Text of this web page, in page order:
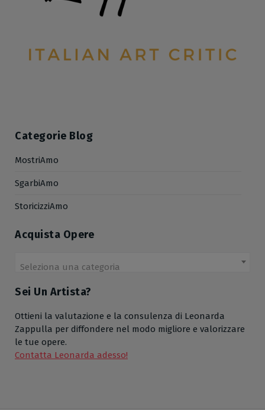
Categorie Blog
MostriAmo
SgarbiAmo
StoricizziAmo
Acquista Opere
Seleziona una categoria
Sei Un Artista?
Ottieni la valutazione e la consulenza di Leonarda
Zappulla per diffondere nel modo migliore e valorizzare
le tue opere.
Contatta Leonarda adesso!